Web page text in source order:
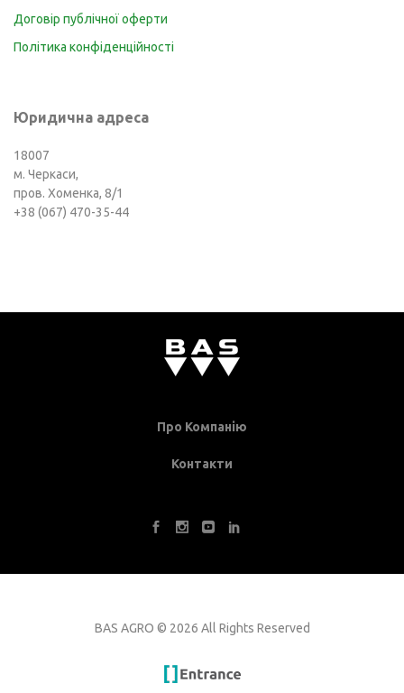
Договір публічної оферти
Політика конфіденційності
Юридична адреса
18007
м. Черкаси,
пров. Хоменка, 8/1
+38 (067) 470-35-44
Про Компанію
Контакти
BAS AGRO © 2026 All Rights Reserved